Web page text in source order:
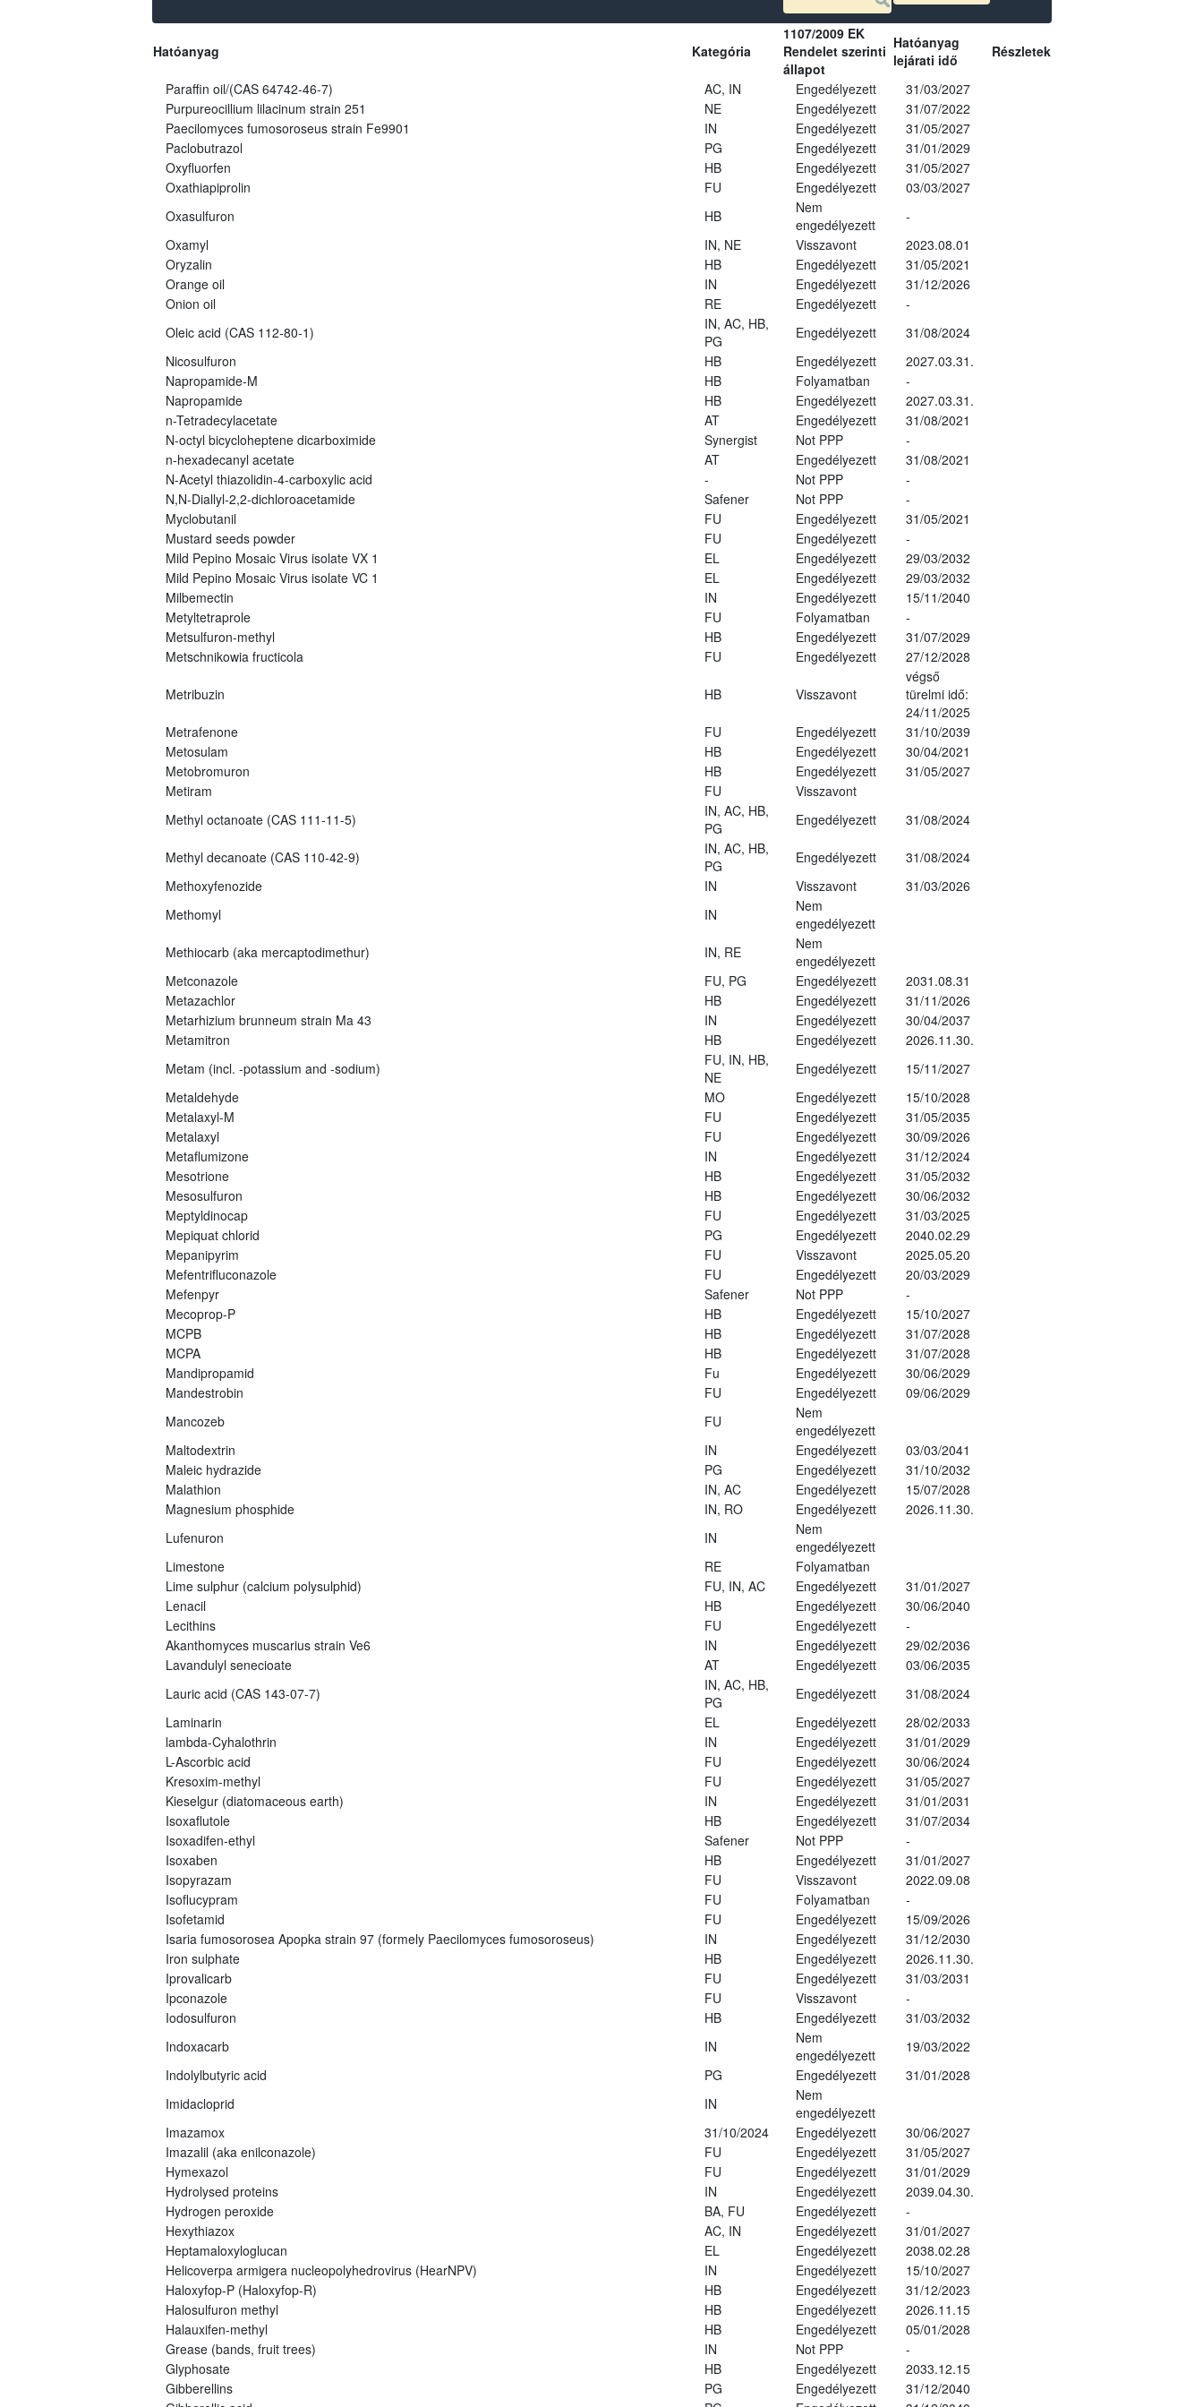
Hatóanyag Kategória
1107/2009 EK
Rendelet szerinti
állapot
Hatóanyag
lejárati idő
Részletek
Paraffin oil/(CAS 64742-46-7) AC, IN Engedélyezett
31/03/2027
Purpureocillium lilacinum strain 251
NE Engedélyezett
31/07/2022
Paecilomyces fumosoroseus strain Fe9901
IN Engedélyezett
31/05/2027
Paclobutrazol
PG Engedélyezett
31/01/2029
Oxyfluorfen
HB Engedélyezett
31/05/2027
Oxathiapiprolin
FU Engedélyezett
03/03/2027
Oxasulfuron
HB
Nem
engedélyezett
-
Oxamyl
IN, NE Visszavont
2023.08.01
Oryzalin
HB Engedélyezett
31/05/2021
Orange oil
IN Engedélyezett
31/12/2026
Onion oil
RE Engedélyezett
-
Oleic acid (CAS 112-80-1)
IN, AC, HB,
PG
Engedélyezett
31/08/2024
Nicosulfuron
HB Engedélyezett
2027.03.31.
Napropamide-M
HB Folyamatban
-
Napropamide
HB Engedélyezett
2027.03.31.
n-Tetradecylacetate
AT Engedélyezett
31/08/2021
N-octyl bicycloheptene dicarboximide
Synergist Not PPP
-
n-hexadecanyl acetate
AT Engedélyezett
31/08/2021
N-Acetyl thiazolidin-4-carboxylic acid
- Not PPP
-
N,N-Diallyl-2,2-dichloroacetamide
Safener Not PPP
-
Myclobutanil
FU Engedélyezett
31/05/2021
Mustard seeds powder
FU Engedélyezett
-
Mild Pepino Mosaic Virus isolate VX 1
EL Engedélyezett
29/03/2032
Mild Pepino Mosaic Virus isolate VC 1
EL Engedélyezett
29/03/2032
Milbemectin
IN Engedélyezett
15/11/2040
Metyltetraprole
FU Folyamatban
-
Metsulfuron-methyl
HB Engedélyezett
31/07/2029
Metschnikowia fructicola
FU Engedélyezett 27/12/2028
Metribuzin HB Visszavont
végső
türelmi idő:
24/11/2025
Metrafenone
FU Engedélyezett
31/10/2039
Metosulam
HB Engedélyezett
30/04/2021
Metobromuron
HB Engedélyezett
31/05/2027
Metiram
FU
Visszavont
Methyl octanoate (CAS 111-11-5)
IN, AC, HB,
PG
Engedélyezett 31/08/2024
Methyl decanoate (CAS 110-42-9)
IN, AC, HB,
PG
Engedélyezett
31/08/2024
Methoxyfenozide
IN Visszavont
31/03/2026
Methomyl
IN
Nem
engedélyezett
Methiocarb (aka mercaptodimethur)
IN, RE
Nem
engedélyezett
Metconazole
FU, PG Engedélyezett
2031.08.31
Metazachlor
HB Engedélyezett
31/11/2026
Metarhizium brunneum strain Ma 43
IN Engedélyezett
30/04/2037
Metamitron
HB Engedélyezett
2026.11.30.
Metam (incl. -potassium and -sodium)
FU, IN, HB,
NE
Engedélyezett
15/11/2027
Metaldehyde
MO Engedélyezett
15/10/2028
Metalaxyl-M
FU Engedélyezett
31/05/2035
Metalaxyl
FU Engedélyezett
30/09/2026
Metaflumizone
IN Engedélyezett
31/12/2024
Mesotrione
HB Engedélyezett
31/05/2032
Mesosulfuron
HB Engedélyezett
30/06/2032
Meptyldinocap
FU Engedélyezett
31/03/2025
Mepiquat chlorid
PG Engedélyezett
2040.02.29
Mepanipyrim
FU Visszavont
2025.05.20
Mefentrifluconazole
FU Engedélyezett
20/03/2029
Mefenpyr
Safener Not PPP
-
Mecoprop-P
HB Engedélyezett
15/10/2027
MCPB
HB Engedélyezett
31/07/2028
MCPA
HB Engedélyezett
31/07/2028
Mandipropamid
Fu Engedélyezett
30/06/2029
Mandestrobin
FU Engedélyezett
09/06/2029
Mancozeb
FU
Nem
engedélyezett
Maltodextrin
IN Engedélyezett
03/03/2041
Maleic hydrazide
PG Engedélyezett
31/10/2032
Malathion
IN, AC Engedélyezett
15/07/2028
Magnesium phosphide
IN, RO Engedélyezett
2026.11.30.
Lufenuron
IN
Nem
engedélyezett
Limestone
RE
Folyamatban
Lime sulphur (calcium polysulphid)
FU, IN, AC Engedélyezett
31/01/2027
Lenacil
HB Engedélyezett
30/06/2040
Lecithins
FU Engedélyezett
-
Akanthomyces muscarius strain Ve6
IN Engedélyezett
29/02/2036
Lavandulyl senecioate
AT Engedélyezett
03/06/2035
Lauric acid (CAS 143-07-7)
IN, AC, HB,
PG
Engedélyezett
31/08/2024
Laminarin
EL Engedélyezett
28/02/2033
lambda-Cyhalothrin
IN Engedélyezett
31/01/2029
L-Ascorbic acid
FU Engedélyezett
30/06/2024
Kresoxim-methyl
FU Engedélyezett
31/05/2027
Kieselgur (diatomaceous earth)
IN Engedélyezett
31/01/2031
Isoxaflutole
HB Engedélyezett
31/07/2034
Isoxadifen-ethyl
Safener Not PPP
-
Isoxaben
HB Engedélyezett
31/01/2027
Isopyrazam
FU Visszavont
2022.09.08
Isoflucypram
FU Folyamatban
-
Isofetamid
FU Engedélyezett
15/09/2026
Isaria fumosorosea Apopka strain 97 (formely Paecilomyces fumosoroseus)
IN Engedélyezett
31/12/2030
Iron sulphate
HB Engedélyezett
2026.11.30.
Iprovalicarb
FU Engedélyezett
31/03/2031
Ipconazole
FU Visszavont
-
Iodosulfuron
HB Engedélyezett
31/03/2032
Indoxacarb
IN
Nem
engedélyezett
19/03/2022
Indolylbutyric acid
PG Engedélyezett
31/01/2028
Imidacloprid
IN
Nem
engedélyezett
Imazamox
31/10/2024 Engedélyezett
30/06/2027
Imazalil (aka enilconazole)
FU Engedélyezett
31/05/2027
Hymexazol
FU Engedélyezett
31/01/2029
Hydrolysed proteins
IN Engedélyezett
2039.04.30.
Hydrogen peroxide
BA, FU Engedélyezett
-
Hexythiazox
AC, IN Engedélyezett
31/01/2027
Heptamaloxyloglucan
EL Engedélyezett
2038.02.28
Helicoverpa armigera nucleopolyhedrovirus (HearNPV)
IN Engedélyezett
15/10/2027
Haloxyfop-P (Haloxyfop-R)
HB Engedélyezett
31/12/2023
Halosulfuron methyl
HB Engedélyezett
2026.11.15
Halauxifen-methyl
HB Engedélyezett
05/01/2028
Grease (bands, fruit trees)
IN Not PPP
-
Glyphosate
HB Engedélyezett
2033.12.15
Gibberellins
PG Engedélyezett
31/12/2040